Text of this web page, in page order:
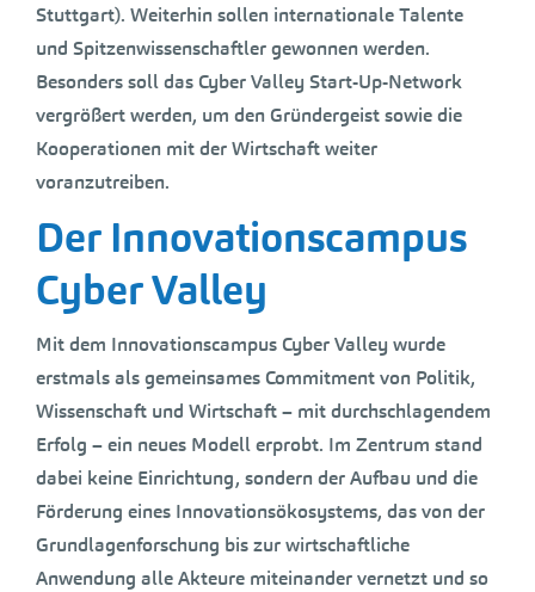
Stuttgart). Weiterhin sollen internationale Talente
und Spitzenwissenschaftler gewonnen werden.
Besonders soll das Cyber Valley Start-Up-Network
vergrößert werden, um den Gründergeist sowie die
Kooperationen mit der Wirtschaft weiter
voranzutreiben.
Der Innovationscampus
Cyber Valley
Mit dem Innovationscampus Cyber Valley wurde
erstmals als gemeinsames Commitment von Politik,
Wissenschaft und Wirtschaft – mit durchschlagendem
Erfolg – ein neues Modell erprobt. Im Zentrum stand
dabei keine Einrichtung, sondern der Aufbau und die
Förderung eines Innovationsökosystems, das von der
Grundlagenforschung bis zur wirtschaftliche
Anwendung alle Akteure miteinander vernetzt und so